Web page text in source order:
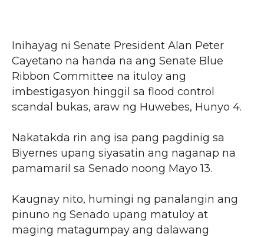
Inihayag ni Senate President Alan Peter
Cayetano na handa na ang Senate Blue
Ribbon Committee na ituloy ang
imbestigasyon hinggil sa flood control
scandal bukas, araw ng Huwebes, Hunyo 4.
Nakatakda rin ang isa pang pagdinig sa
Biyernes upang siyasatin ang naganap na
pamamaril sa Senado noong Mayo 13.
Kaugnay nito, humingi ng panalangin ang
pinuno ng Senado upang matuloy at
maging matagumpay ang dalawang